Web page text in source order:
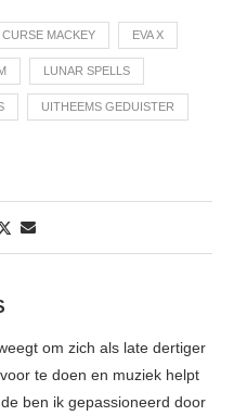
CURSE MACKEY EVA X
LUNAR SPELLS
UITHEEMS GEDUISTER
om zich als late dertiger
te doen en muziek helpt
ben ik gepassioneerd door